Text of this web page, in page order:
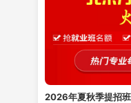
发布日期：
2026年夏秋季提招